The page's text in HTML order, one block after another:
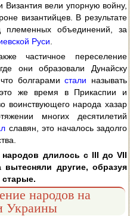
Византия вели упорную войну,
византийцев. В результате
объединений, за
Руси
частичное переселение
они образовали Дунайску
болгарамистали называть
же время в Прикаспии и
воинствующего народа хазар
многих десятилетий
славян, это началось задолго
народов длилось с III до VII
другие, образуя
старые.
народов на
Украины